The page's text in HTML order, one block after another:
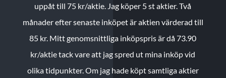
uppåt till 75 kr/aktie. Jag köper 5 st aktier.Två
månader efter senaste inköpet är aktien värderad till
85 kr. Mitt genomsnittliga inköpspris är då 73.90
kr/aktie tack vare att jag spred ut mina inköp vid
olika tidpunkter. Om jag hade köpt samtliga aktier